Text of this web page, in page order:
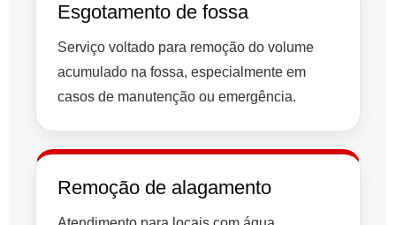
Esgotamento de fossa
Serviço voltado para remoção do volume
acumulado na fossa, especialmente em
casos de manutenção ou emergência.
Remoção de alagamento